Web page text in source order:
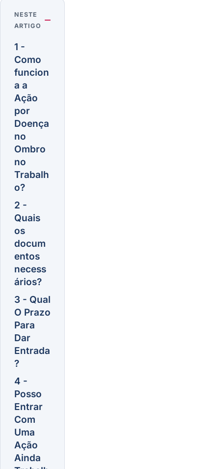
NESTE
ARTIGO
1 -
Como
funcion
a a
Ação
por
Doença
no
Ombro
no
Trabalh
o?
2 -
Quais
os
docum
entos
necess
ários?
3 - Qual
O Prazo
Para
Dar
Entrada
?
4 -
Posso
Entrar
Com
Uma
Ação
Ainda